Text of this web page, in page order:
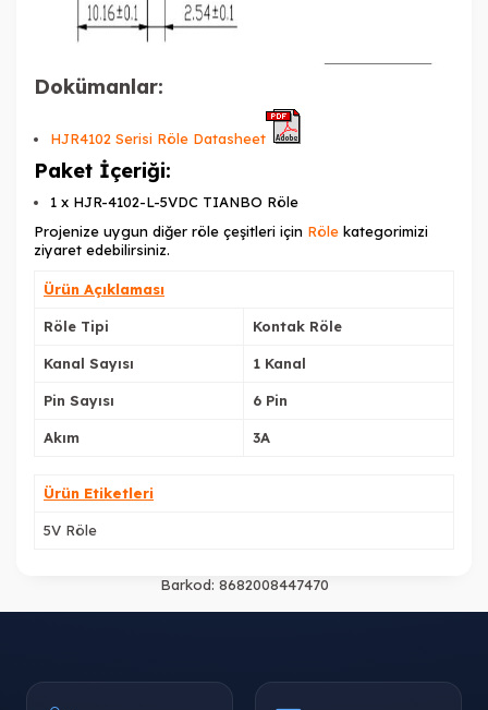
Dokümanlar:
HJR4102 Serisi Röle Datasheet
Paket İçeriği:
1 x HJR-4102-L-5VDC TIANBO Röle
Projenize uygun diğer röle çeşitleri için Röle kategorimizi
ziyaret edebilirsiniz.
Ürün Açıklaması
Röle Tipi Kontak Röle
Kanal Sayısı 1 Kanal
Pin Sayısı 6 Pin
Akım 3A
Ürün Etiketleri
5V Röle
Barkod: 8682008447470